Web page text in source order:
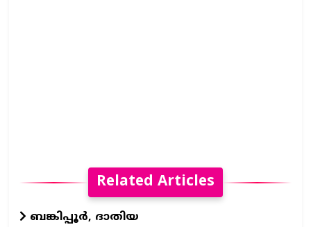
Related Articles
ബങ്കിപ്പൂർ, ദാതിയ